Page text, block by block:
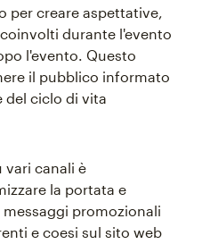
per creare aspettative,
durante l'evento
l'evento. Questo
il pubblico informato
del ciclo di vita
vari canali è
la portata e
promozionali
e coesi sul sito web